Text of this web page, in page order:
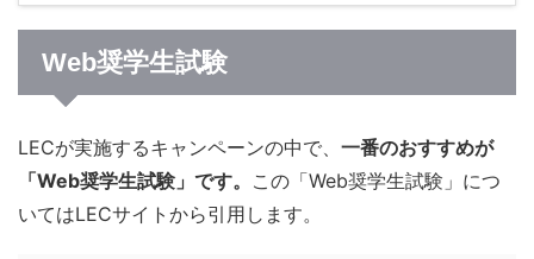
Web奨学生試験
LECが実施するキャンペーンの中で、 一番のおすすめが
「Web奨学生試験」です。 この「Web奨学生試験」につ
いてはLECサイトから引用します。